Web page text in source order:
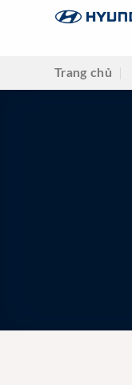
Trang chủ